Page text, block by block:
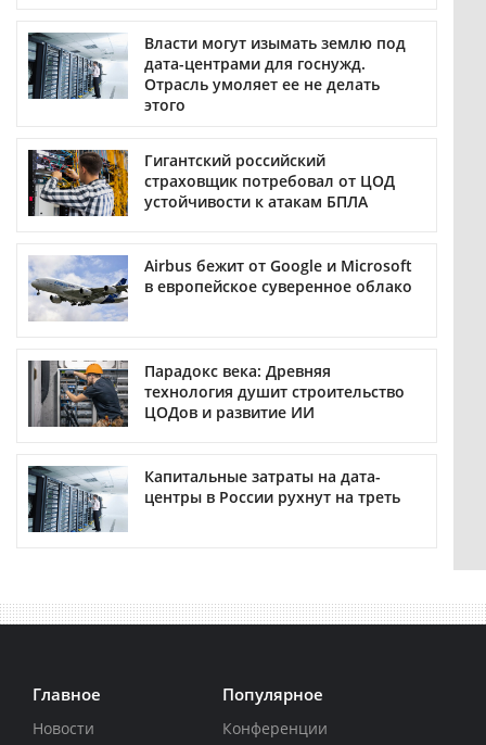
Власти могут изымать землю под
дата-центрами для госнужд.
Отрасль умоляет ее не делать
этого
Гигантский российский
страховщик потребовал от ЦОД
устойчивости к атакам БПЛА
Airbus бежит от Google и Microsoft
в европейское суверенное облако
Парадокс века: Древняя
технология душит строительство
ЦОДов и развитие ИИ
Капитальные затраты на дата-
центры в России рухнут на треть
Главное
Новости
Популярное
Конференции